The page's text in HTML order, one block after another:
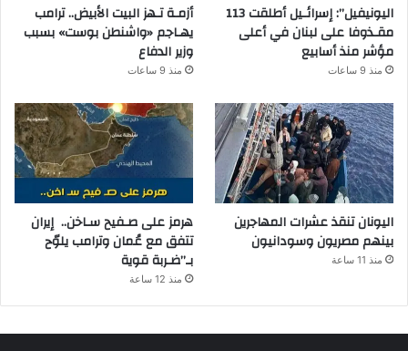
اليونيفيل”: إسرائـيل أطلقت 113
مقـذوفا على لبنان في أعلى
مؤشر منذ أسابيع
منذ 9 ساعات
أزمـة تـهز البيت الأبيض.. ترامب
يهـاجم «واشنطن بوست» بسبب
وزير الدفاع
منذ 9 ساعات
اليونان تنقذ عشرات المهاجرين
بينهم مصريون وسودانيون
منذ 11 ساعة
هرمز على صـفيح سـاخن.. إيران
تتفق مع عُمان وترامب يلوّح
بـ”ضـربة قوية
منذ 12 ساعة